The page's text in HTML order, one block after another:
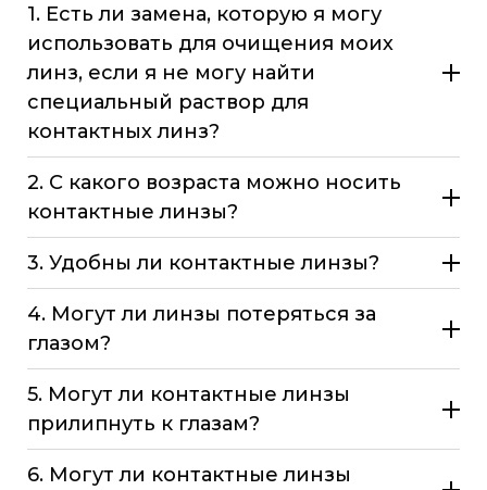
1. Есть ли замена, которую я могу
использовать для очищения моих
линз, если я не могу найти
специальный раствор для
контактных линз?
2. С какого возраста можно носить
контактные линзы?
3. Удобны ли контактные линзы?
4. Могут ли линзы потеряться за
глазом?
5. Могут ли контактные линзы
прилипнуть к глазам?
6. Могут ли контактные линзы